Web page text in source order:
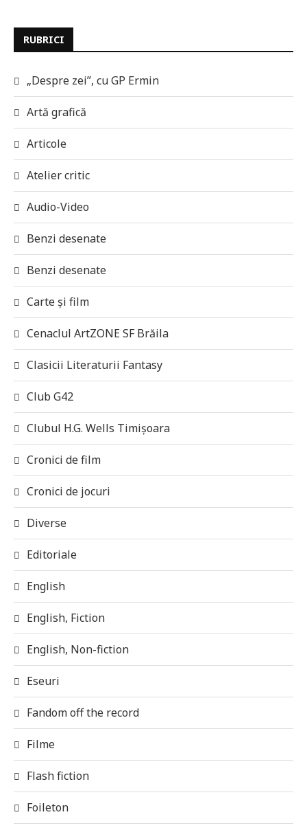
RUBRICI
„Despre zei”, cu GP Ermin
Artă grafică
Articole
Atelier critic
Audio-Video
Benzi desenate
Benzi desenate
Carte și film
Cenaclul ArtZONE SF Brăila
Clasicii Literaturii Fantasy
Club G42
Clubul H.G. Wells Timișoara
Cronici de film
Cronici de jocuri
Diverse
Editoriale
English
English, Fiction
English, Non-fiction
Eseuri
Fandom off the record
Filme
Flash fiction
Foileton